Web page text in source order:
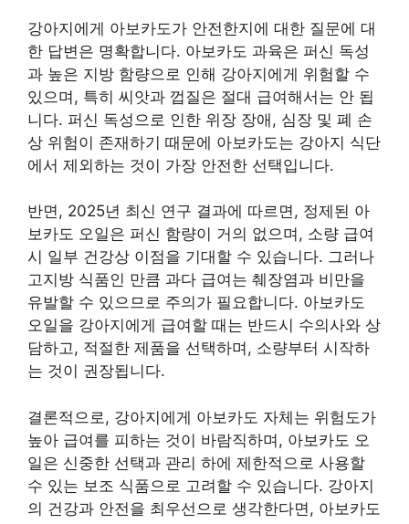
강아지에게 아보카도가 안전한지에 대한 질문에 대
한 답변은 명확합니다. 아보카도 과육은 퍼신 독성
과 높은 지방 함량으로 인해 강아지에게 위험할 수
있으며, 특히 씨앗과 껍질은 절대 급여해서는 안 됩
니다. 퍼신 독성으로 인한 위장 장애, 심장 및 폐 손
상 위험이 존재하기 때문에 아보카도는 강아지 식단
에서 제외하는 것이 가장 안전한 선택입니다.
반면, 2025년 최신 연구 결과에 따르면, 정제된 아
보카도 오일은 퍼신 함량이 거의 없으며, 소량 급여
시 일부 건강상 이점을 기대할 수 있습니다. 그러나
고지방 식품인 만큼 과다 급여는 췌장염과 비만을
유발할 수 있으므로 주의가 필요합니다. 아보카도
오일을 강아지에게 급여할 때는 반드시 수의사와 상
담하고, 적절한 제품을 선택하며, 소량부터 시작하
는 것이 권장됩니다.
결론적으로, 강아지에게 아보카도 자체는 위험도가
높아 급여를 피하는 것이 바람직하며, 아보카도 오
일은 신중한 선택과 관리 하에 제한적으로 사용할
수 있는 보조 식품으로 고려할 수 있습니다. 강아지
의 건강과 안전을 최우선으로 생각한다면, 아보카도